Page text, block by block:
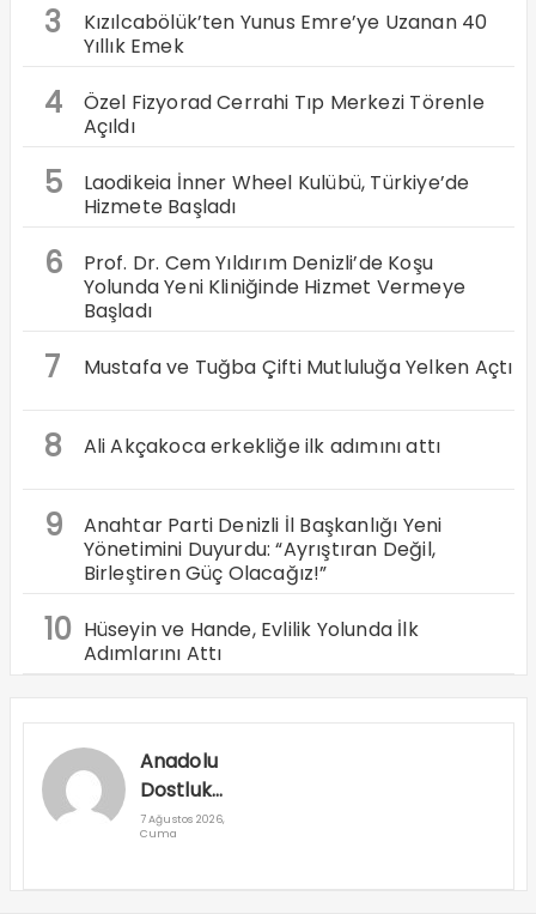
3
Kızılcabölük’ten Yunus Emre’ye Uzanan 40
Yıllık Emek
4
Özel Fizyorad Cerrahi Tıp Merkezi Törenle
Açıldı
5
Laodikeia İnner Wheel Kulübü, Türkiye’de
Hizmete Başladı
6
Prof. Dr. Cem Yıldırım Denizli’de Koşu
Yolunda Yeni Kliniğinde Hizmet Vermeye
Başladı
7 Mustafa ve Tuğba Çifti Mutluluğa Yelken Açtı
8 Ali Akçakoca erkekliğe ilk adımını attı
9
Anahtar Parti Denizli İl Başkanlığı Yeni
Yönetimini Duyurdu: “Ayrıştıran Değil,
Birleştiren Güç Olacağız!”
10 Hüseyin ve Hande, Evlilik Yolunda İlk
Adımlarını Attı
Anadolu
Dostluk
Rallisi
7 Ağustos 2026,
Cuma